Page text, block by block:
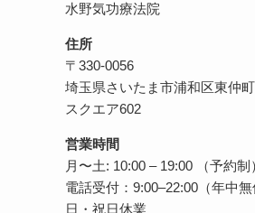
水野気功療法院
住所
〒330-0056
埼玉県さいたま市浦和区東仲
スクエア602
営業時間
月〜土: 10:00 – 19:00 （予約制
電話受付：9:00–22:00（年中無
日・祝日休業